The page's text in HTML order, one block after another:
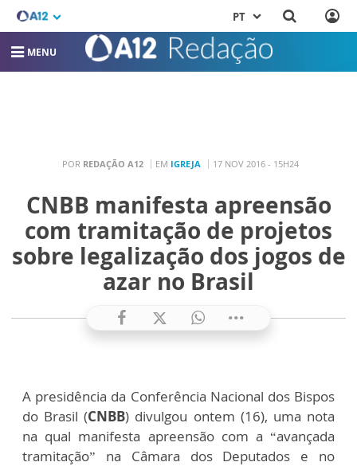
PT
MENU
POR REDAÇÃO A12 EM IGREJA 17 NOV 2016 - 15H24
CNBB manifesta apreensão
com tramitação de projetos
sobre legalização dos jogos de
azar no Brasil
A presidência da Conferência Nacional dos Bispos
do Brasil (CNBB) divulgou ontem (16), uma nota
na qual manifesta apreensão com a “avançada
tramitação” na Câmara dos Deputados e no